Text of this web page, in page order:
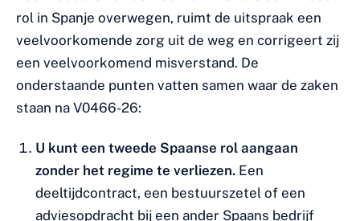
rol in Spanje overwegen, ruimt de uitspraak een
veelvoorkomende zorg uit de weg en corrigeert zij
een veelvoorkomend misverstand. De
onderstaande punten vatten samen waar de zaken
staan na V0466-26:
U kunt een tweede Spaanse rol aangaan
zonder het regime te verliezen. Een
deeltijdcontract, een bestuurszetel of een
adviesopdracht bij een ander Spaans bedrijf